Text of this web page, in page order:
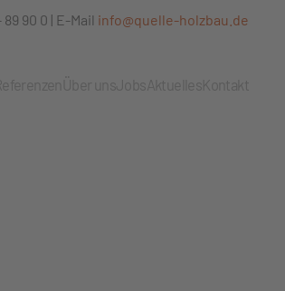
90 0 | E-Mail info@quelle-holzbau.de